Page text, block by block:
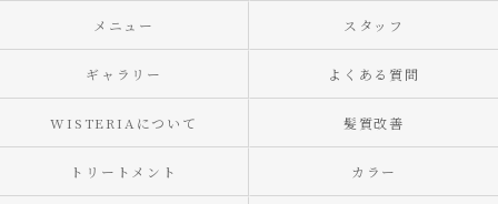
メニュー スタッフ
ギャラリー よくある質問
WISTERIAについて 髪質改善
トリートメント カラー